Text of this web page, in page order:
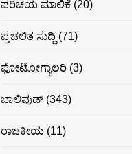
ಪರಿಚಯ ಮಾಲಿಕೆ (20)
ಪ್ರಚಲಿತ ಸುದ್ದಿ (71)
ಫೋಟೋಗ್ಯಾಲರಿ (3)
ಬಾಲಿವುಡ್ (343)
ರಾಜಕೀಯ (11)